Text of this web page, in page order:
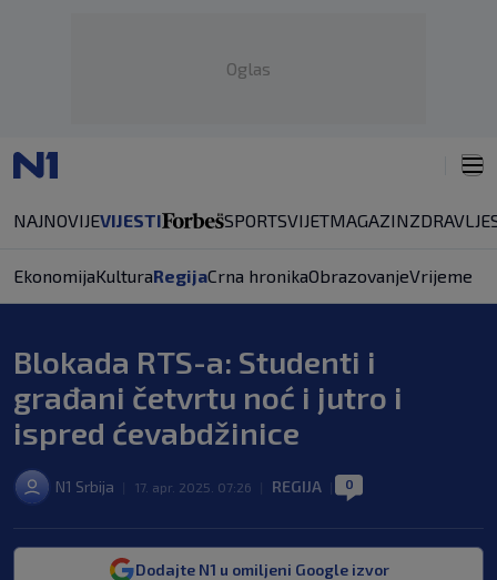
Oglas
NAJNOVIJEVIJESTI SPORTSVIJETMAGAZINZDRAVLJE
EkonomijaKulturaRegijaCrna hronikaObrazovanjeVrijeme
Blokada RTS-a: Studenti i
građani četvrtu noć i jutro i
ispred ćevabdžinice
N1 Srbija 17. apr. 2025. 07:26 REGIJA 0
Dodajte N1 u omiljeni Google izvor